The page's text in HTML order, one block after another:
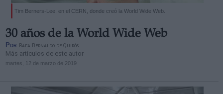
Tim Berners-Lee, en el CERN, donde creó la World Wide Web.
30 años de la World Wide Web
Por Rafa Bernaldo de Quirós
Más artículos de este autor
martes, 12 de marzo de 2019